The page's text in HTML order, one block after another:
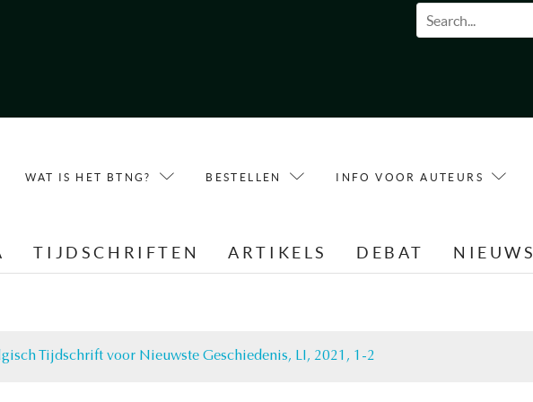
Zoekveld
WAT IS HET BTNG? BESTELLEN INFO VOOR AUTEURS
TIJDSCHRIFTEN ARTIKELS DEBAT NIEUWS
Tijdschrift voor Nieuwste Geschiedenis, LI, 2021, 1-2